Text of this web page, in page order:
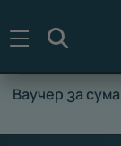
Ваучер за сума